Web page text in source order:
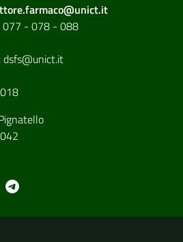
- 078 - 088
:dsfs@unict.it
utili